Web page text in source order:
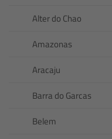
Alter do Chao
Amazonas
Aracaju
Barra do Garcas
Belem